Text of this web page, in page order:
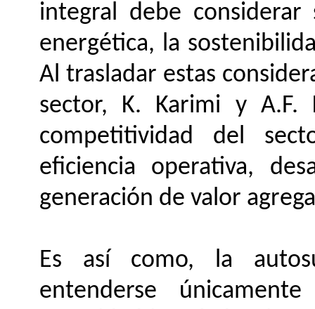
integral debe considerar
energética, la
Al trasladar estas
sector, K. Karimi y A.F.
competitividad del
eficiencia operativa,
generación de valor
Es así como, la
entenderse